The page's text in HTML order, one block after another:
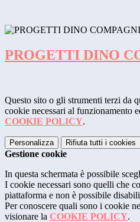
PROGETTI DINO
Questo sito o gli strumenti terzi da
cookie necessari al funzionamento
COOKIE POLICY.
Personalizza Rifiuta tutti i cookies
Gestione cookie
In questa schermata è possibile
I cookie necessari sono quelli che
piattaforma e non è possibile
Per conoscere quali sono i cookie
visionare la COOKIE POLICY.